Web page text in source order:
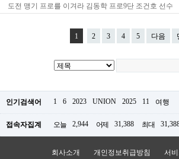
프
머
판
도전 맹기 프로를 이겨라 김동학 프로9단 조건호 선수
1 2 3 4 5 다음
인기검색어 1 6 2023 UNION 2025 11 여행
접속자집계 오늘 2,944 어제 31,388 최대
회사소개 개인정보취급방침 서